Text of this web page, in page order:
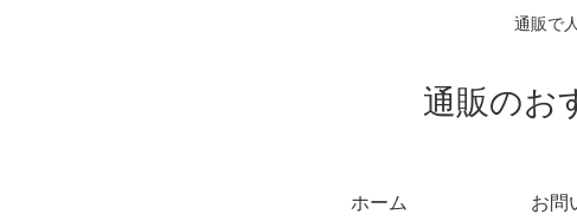
通販で
通販のお
ホーム お問